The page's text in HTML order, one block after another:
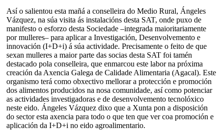
Así o salientou esta mañá a conselleira do Medio Rural, Ángeles
Vázquez, na súa visita ás instalacións desta SAT, onde puxo de
manifesto o esforzo desta Sociedade –integrada maioritariamente
por mulleres– para aplicar a Investigación, Desenvolvemento e
innovación (I+D+i) á súa actividade. Precisamente o feito de que
sexan mulleres a maior parte das socias desta SAT foi tamén
destacado pola conselleira, que enmarcou este labor na próxima
creación da Axencia Galega de Calidade Alimentaria (Agacal). Este
organismo terá como obxectivo mellorar a protección e promoción
dos alimentos producidos na nosa comunidade, así como potenciar
as actividades investigadoras e de desenvolvemento tecnolóxico
neste eido. Ángeles Vázquez dixo que a Xunta pon a disposición
do sector esta axencia para todo o que ten que ver coa promoción e
aplicación da I+D+i no eido agroalimentario.